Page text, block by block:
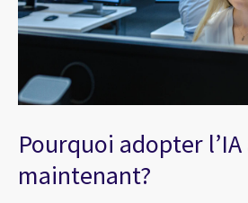
Pourquoi adopter
maintenant?